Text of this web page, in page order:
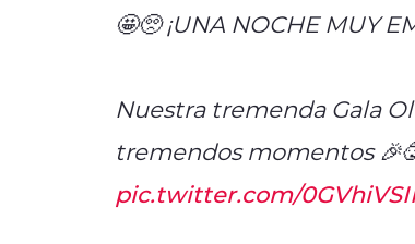
🤩🥺 ¡UNA NOCHE MUY
Nuestra tremenda Gala
tremendos momentos
pic.twitter.com/